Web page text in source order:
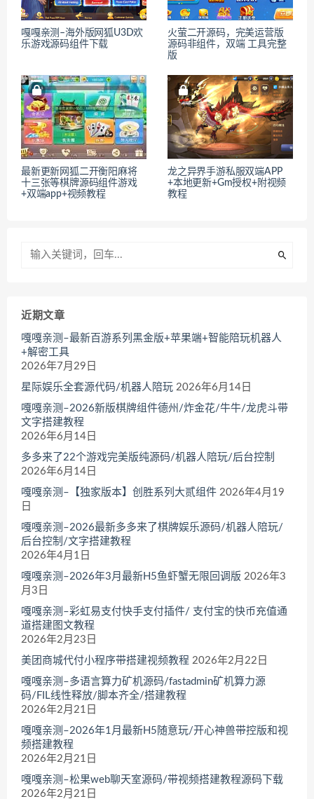
嘎嘎亲测–海外版网狐U3D欢
乐游戏源码组件下载
火萤二开源码，完美运营版
源码非组件，双端 工具完整
版
最新更新网狐二开衡阳麻将
十三张等棋牌源码组件游戏
+双端app+视频教程
龙之异界手游私服双端APP
+本地更新+Gm授权+附视频
教程
近期文章
嘎嘎亲测–最新百游系列黑金版+苹果端+智能陪玩机器人
+解密工具
2026年7月29日
星际娱乐全套源代码/机器人陪玩 2026年6月14日
嘎嘎亲测–2026新版棋牌组件德州/炸金花/牛牛/龙虎斗带
文字搭建教程
2026年6月14日
多多来了22个游戏完美版纯源码/机器人陪玩/后台控制
2026年6月14日
嘎嘎亲测–【独家版本】创胜系列大贰组件 2026年4月19
日
嘎嘎亲测–2026最新多多来了棋牌娱乐源码/机器人陪玩/
后台控制/文字搭建教程
2026年4月1日
嘎嘎亲测–2026年3月最新H5鱼虾蟹无限回调版 2026年3
月3日
嘎嘎亲测–彩虹易支付快手支付插件/ 支付宝的快币充值通
道搭建图文教程
2026年2月23日
美团商城代付小程序带搭建视频教程 2026年2月22日
嘎嘎亲测–多语言算力矿机源码/fastadmin矿机算力源
码/FIL线性释放/脚本齐全/搭建教程
2026年2月21日
嘎嘎亲测–2026年1月最新H5随意玩/开心神兽带控版和视
频搭建教程
2026年2月21日
嘎嘎亲测–松果web聊天室源码/带视频搭建教程源码下载
2026年2月21日